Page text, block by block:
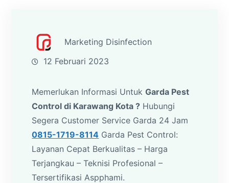
Marketing Disinfection
12 Februari 2023
Memerlukan Informasi UntukGarda Pest
Control di Karawang Kota ? Hubungi
Segera Customer Service Garda 24 Jam
0815-1719-8114 Garda Pest Control:
Layanan Cepat Berkualitas – Harga
Terjangkau – Teknisi Profesional –
Tersertifikasi Aspphami.